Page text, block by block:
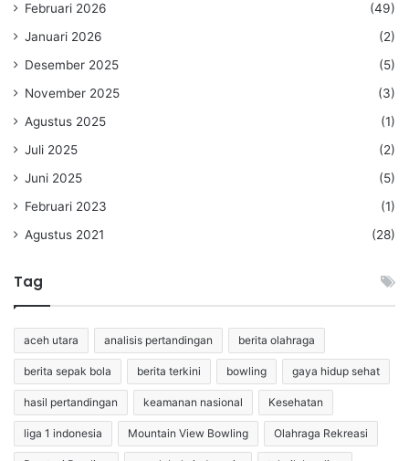
Februari 2026
(49)
Januari 2026
(2)
Desember 2025
(5)
November 2025
(3)
Agustus 2025
(1)
Juli 2025
(2)
Juni 2025
(5)
Februari 2023
(1)
Agustus 2021
(28)
Tag
aceh utara analisis pertandingan berita olahraga
berita sepak bola berita terkini bowling gaya hidup sehat
hasil pertandingan keamanan nasional Kesehatan
liga 1 indonesia Mountain View Bowling Olahraga Rekreasi